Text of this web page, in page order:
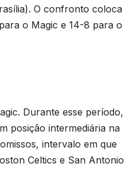
O confronto coloca
o Magic e 14-8 para o
Durante esse período,
posição intermediária na
intervalo em que
Celtics e San Antonio